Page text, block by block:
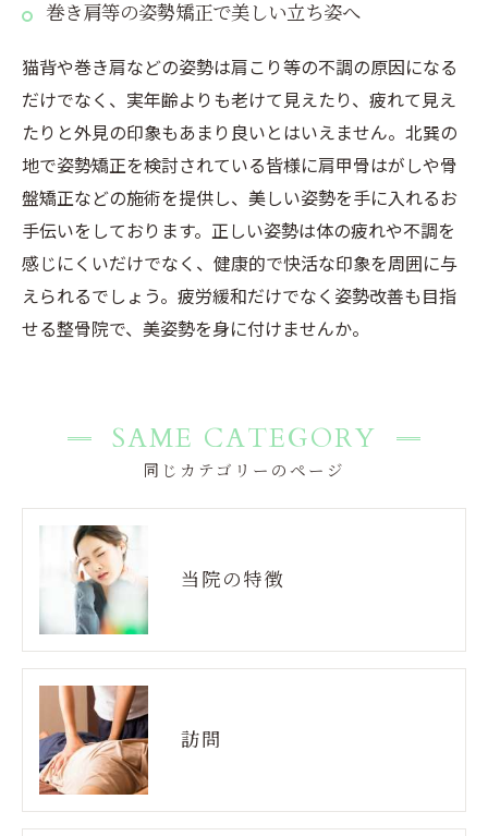
巻き肩等の姿勢矯正で美しい立ち姿へ
猫背や巻き肩などの姿勢は肩こり等の不調の原因になる
だけでなく、実年齢よりも老けて見えたり、疲れて見え
たりと外見の印象もあまり良いとはいえません。北巽の
地で姿勢矯正を検討されている皆様に肩甲骨はがしや骨
盤矯正などの施術を提供し、美しい姿勢を手に入れるお
手伝いをしております。正しい姿勢は体の疲れや不調を
感じにくいだけでなく、健康的で快活な印象を周囲に与
えられるでしょう。疲労緩和だけでなく姿勢改善も目指
せる整骨院で、美姿勢を身に付けませんか。
同じカテゴリーのページ
SAME CATEGORY
当院の特徴
訪問